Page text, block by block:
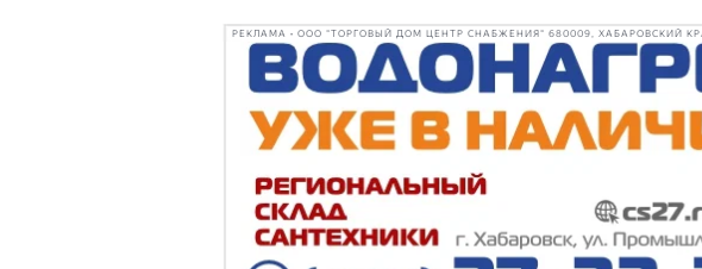
РЕКЛАМА • ООО "ТОРГОВЫЙ ДОМ ЦЕНТР СНАБЖЕНИЯ" 680009, ХАБАРОВСКИЙ